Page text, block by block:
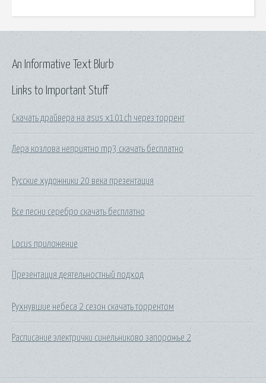
Links to Important Stuff
Скачать драйвера на asus x101ch через торрент
Лера козлова неприятно mp3 скачать бесплатно
Русские художники 20 века презентация
Все песни серебро скачать бесплатно
Locus приложение
Презентация деятельностный подход
Рухнувшие небеса 2 сезон скачать торрентом
Расписание электрички синельниково запорожье 2
An Informative Text Blurb